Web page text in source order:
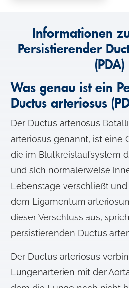
Informationen
Persistierender
(PDA)
Was genau ist ein
Ductus arteriosus
Der Ductus arteriosus
arteriosus genannt, ist eine
die im Blutkreislaufsystem
und sich normalerweise
Lebenstage verschließt
dem Ligamentum
dieser Verschluss aus,
persistierenden Ductus
Der Ductus arteriosus
Lungenarterien mit der